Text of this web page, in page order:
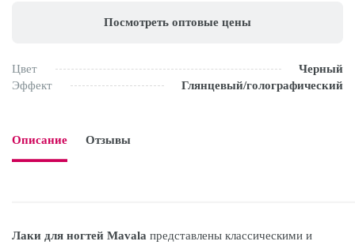
Посмотреть оптовые цены
Цвет
Черный
Эффект
Глянцевый/голографический
Описание Отзывы
Лаки для ногтей Mavala представлены классическими и